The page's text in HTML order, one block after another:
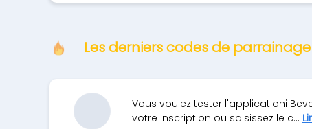
Les derniers codes de parrainage
Vous voulez tester l'applicationi
votre inscription ou saisissez le c...